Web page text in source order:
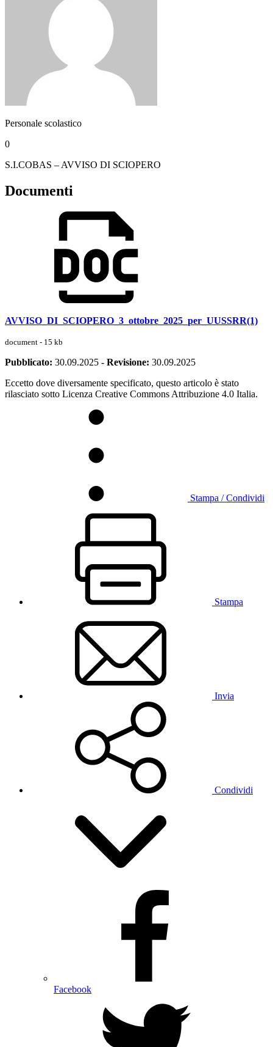
Personale scolastico
0
S.I.COBAS – AVVISO DI SCIOPERO
Documenti
AVVISO_DI_SCIOPERO_3_ottobre_2025_per_UUSSRR(1)
document - 15 kb
Pubblicato: 30.09.2025 - Revisione: 30.09.2025
Eccetto dove diversamente specificato, questo articolo è stato
rilasciato sotto Licenza Creative Commons Attribuzione 4.0 Italia.
Stampa / Condividi
Stampa
Invia
Condividi
Facebook